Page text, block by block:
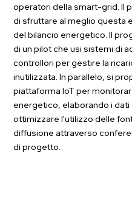
operatori della smart-grid. Il
di sfruttare al meglio questa
del bilancio energetico. Il
di un pilot che usi sistemi di
controllori per gestire la
inutilizzata. In parallelo, si
piattaforma IoT per
energetico, elaborando i dati
ottimizzare l'utilizzo delle
diffusione attraverso
di progetto.